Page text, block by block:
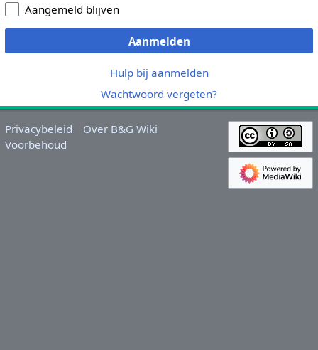
Aangemeld blijven
Aanmelden
Hulp bij aanmelden
Wachtwoord vergeten?
Privacybeleid
Over B&G Wiki
Voorbehoud